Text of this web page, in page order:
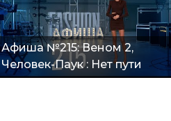
Афиша №215: Веном 2,
Человек-Паук : Нет пути
домой, Легенда о зеленом